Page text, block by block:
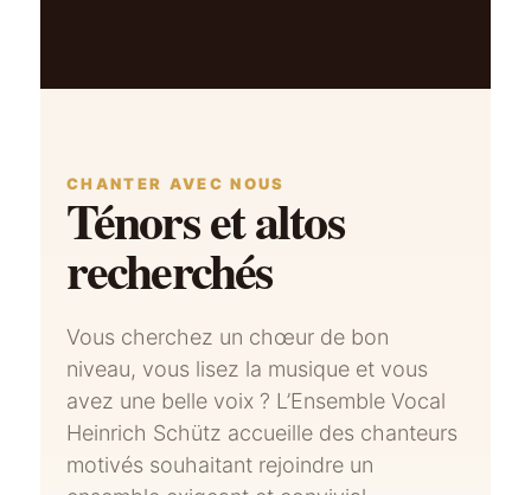
CHANTER AVEC NOUS
Ténors et altos
recherchés
Vous cherchez un chœur de bon
niveau, vous lisez la musique et vous
avez une belle voix ? L’Ensemble Vocal
Heinrich Schütz accueille des chanteurs
motivés souhaitant rejoindre un